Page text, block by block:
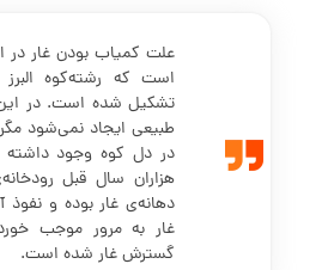
علت کمیاب بودن غار در
است که رشته‌کوه
تشکیل شده است. در
طبیعی ایجاد نمی‌شود
در دل کوه وجود داشته
هزاران سال قبل
دهانه‌ی غار بوده و
غار به مرور موجب
گسترش غار شده است.